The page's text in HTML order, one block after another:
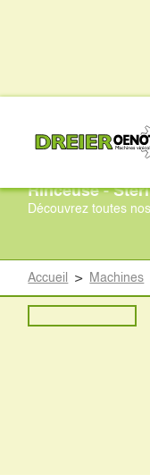
Rinceuse -
Découvrez toutes
Accueil > Machines